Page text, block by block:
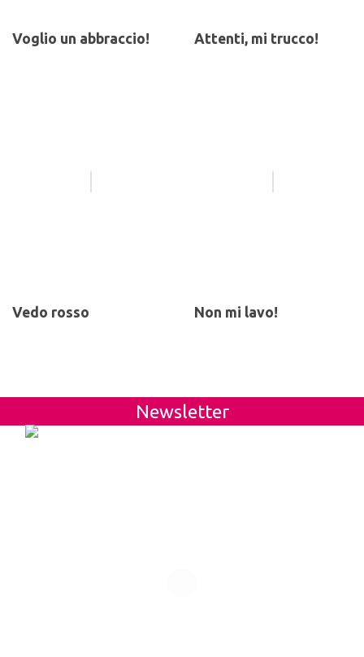
Voglio un abbraccio! Attenti, mi trucco!
Vedo rosso Non mi lavo!
Newsletter